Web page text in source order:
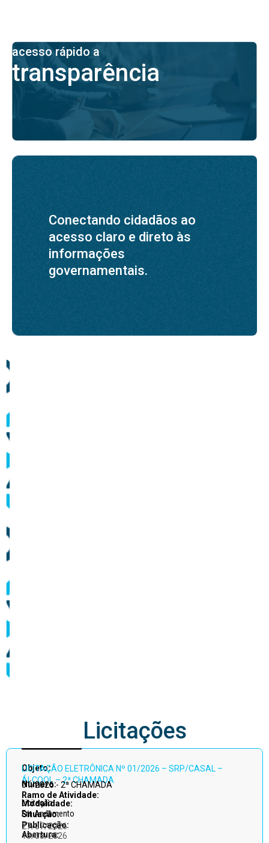
acesso rápido a
transparência
Conectando cidadãos ao
acesso claro e direto às
informações
governamentais.
Acessar
todos
Licitações
Objeto:
LICITAÇÃO ELETRÔNICA Nº 01/2026 – SRP/CASAL –
ÁLCOOL – 2ª CHAMADA
Número:
01/2026 - 2ª CHAMADA
Ramo de Atividade:
Modalidade:
Licitação
Situação:
Em Andamento
Publicação:
27/07/2026
Abertura:
13/08/2026